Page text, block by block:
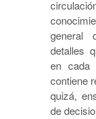
general
detalles
en cada
contiene
quizá,
de